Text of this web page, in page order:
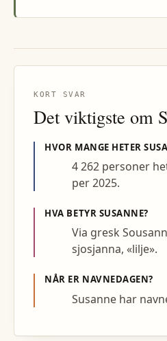
KORT SVAR
Det viktigste om
HVOR MANGE HETER
4 262 personer
per 2025.
HVA BETYR SUSANNE?
Via gresk
sjosjanna, «lilje».
NÅR ER NAVNEDAGEN?
Susanne har